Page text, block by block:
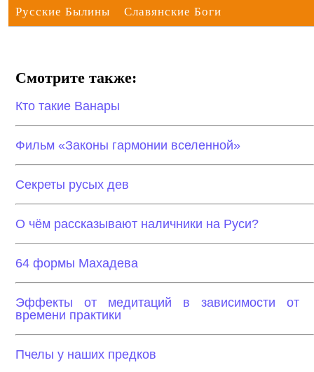
Русские Былины Славянские Боги
Смотрите также:
Кто такие Ванары
Фильм «Законы гармонии вселенной»
Секреты русых дев
О чём рассказывают наличники на Руси?
64 формы Махадева
Эффекты от медитаций в зависимости от
времени практики
Пчелы у наших предков